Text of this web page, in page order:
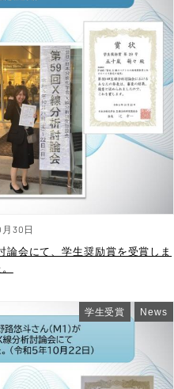
30日
会にて、学生奨励賞を受賞しま
学生受賞 News